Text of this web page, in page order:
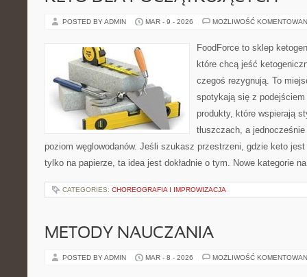
POSTED BY ADMIN MAR - 9 - 2026 MOŻLIWOŚĆ
FoodForce to sklep
które chcą jeść
czegoś rezygnują. To
spotykają się z
produkty, które wspierają
tłuszczach, a
poziom węglowodanów. Jeśli szukasz przestrzeni, gdzie keto
tylko na papierze, ta idea jest dokładnie o tym. Nowe kategorie
CATEGORIES: CHOREOGRAFIA I IMPROWIZACJA
METODY NAUCZANIA
POSTED BY ADMIN MAR - 8 - 2026 MOŻLIWOŚĆ